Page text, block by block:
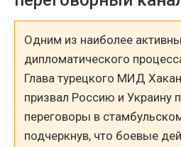
Одним из наиболее
дипломатического
Глава турецкого МИД
призвал Россию и Украину
переговоры в
подчеркнув, что боевые